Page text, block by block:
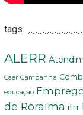
tags
ALERR
Caer Campanha
educação
de Roraima ifrr